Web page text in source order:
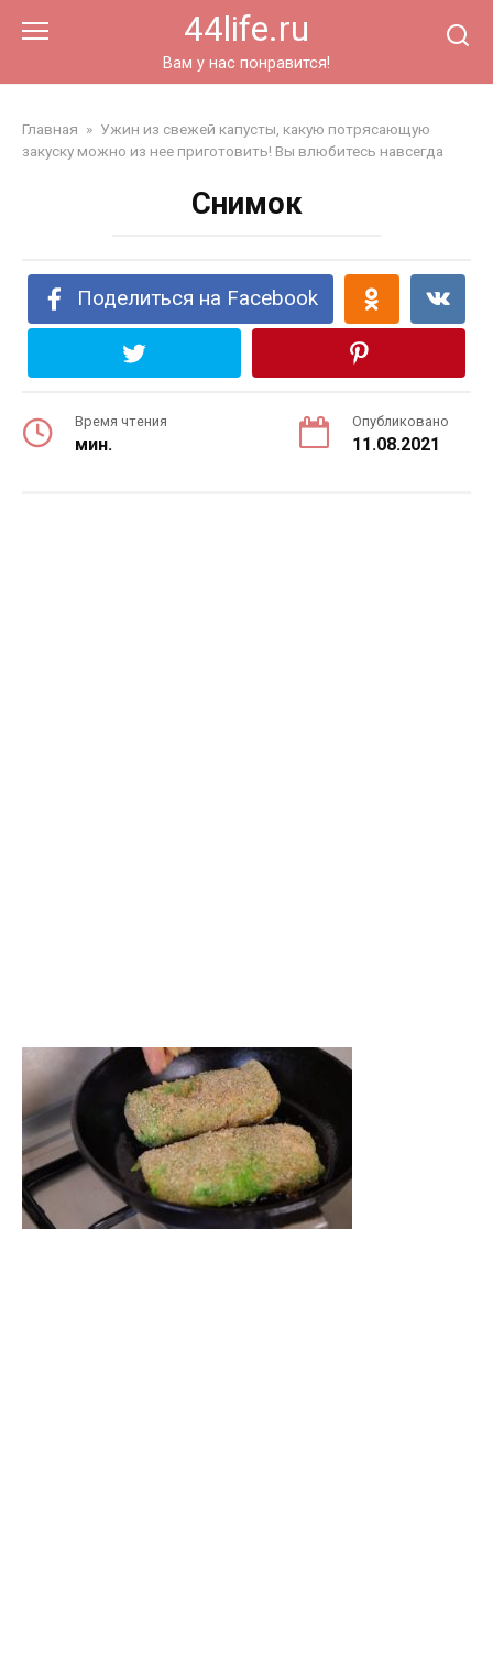
44life.ru
Вам у нас понравится!
Главная » Ужин из свежей капусты, какую потрясающую
закуску можно из нее приготовить! Вы влюбитесь навсегда
Снимок
Поделиться на Facebook
Время чтения
мин.
Опубликовано
11.08.2021